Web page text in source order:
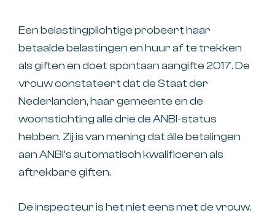
Een belastingplichtige probeert haar
betaalde belastingen en huur af te trekken
als giften en doet spontaan aangifte 2017. De
vrouw constateert dat de Staat der
Nederlanden, haar gemeente en de
woonstichting alle drie de ANBI-status
hebben. Zij is van mening dat álle betalingen
aan ANBI’s automatisch kwalificeren als
aftrekbare giften.
De inspecteur is het niet eens met de vrouw.